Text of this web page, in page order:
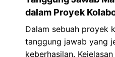
dalam Proyek
Dalam sebuah proyek
tanggung jawab yang
keberhasilan.